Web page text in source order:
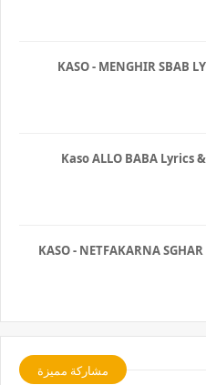
KASO - MENGHIR SBAB
Kaso ALLO BABA Lyrics
KASO - NETFAKARNA
مشاركة مميزة